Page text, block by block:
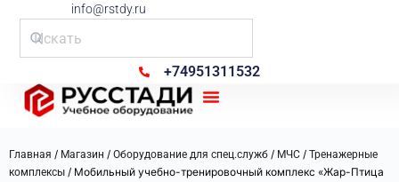
info@rstdy.ru
+74951311532
Главная / Магазин / Оборудование для спец.служб / МЧС / Тренажерные
комплексы / Мобильный учебно-тренировочный комплекс «Жар-Птица